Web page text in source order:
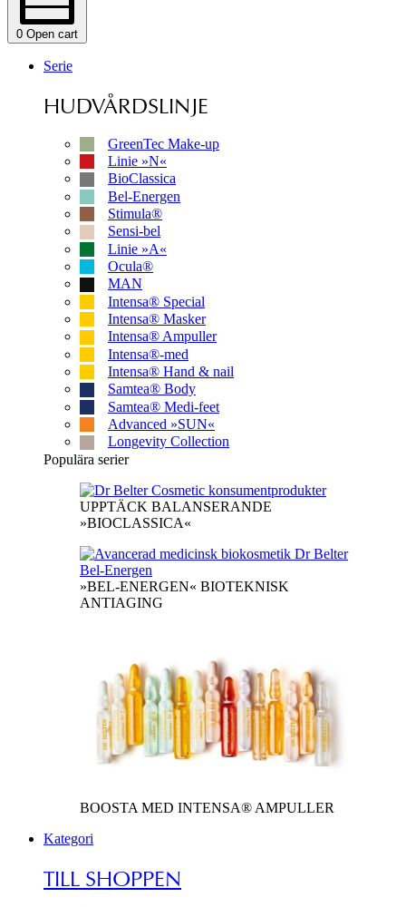
0 Open cart
Serie
HUDVÅRDSLINJE
GreenTec Make-up
Linie »N«
BioClassica
Bel-Energen
Stimula®
Sensi-bel
Linie »A«
Ocula®
MAN
Intensa® Special
Intensa® Masker
Intensa® Ampuller
Intensa®-med
Intensa® Hand & nail
Samtea® Body
Samtea® Medi-feet
Advanced »SUN«
Longevity Collection
Populära serier
UPPTÄCK BALANSERANDE
»BIOCLASSICA«
»BEL-ENERGEN« BIOTEKNISK
ANTIAGING
BOOSTA MED INTENSA® AMPULLER
Kategori
TILL SHOPPEN